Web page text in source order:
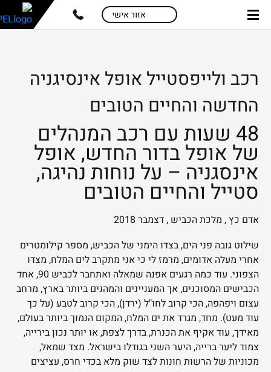
skip
skip
אזור אישי
רכב ולייפסטייל אופל אינסיגניה
החדשה והחיים הטובים
48 שעות עם רכב המנהלים
של אופל בדור החדש, אופל
אינסגניה – על נוחות נהיגה,
סטייל והחיים הטובים
אדם כץ , מלכת הכביש , דצמבר 2018
שילוט גובה פני הים, בצדו הימני של הכביש, מספר קילומטרים
אחרי מעלה אדומים, מרמז לי כי אני מתקרב לים המלח, מצדו
הצפוני. עוד כמה רגעים אפנה שמאלה ואתחבר לכביש 90, אחד
הכבישים המסוכנים, אך המעניינים והמהנים ביותר בארץ, מרחב
עצום ויפהפה, הכי קרוב לחו"ל (ירדן), הכי קרוב לטבע (על כך
עוד מעט). מחד, מגרד את ים המלח, המקום הנמוך ביותר בעולם,
מאידך, עוד אקיף את הכנרת, בדרך לצפת, או יותר נכון בירייה,
צמוד ליער ברייה, היער השני בגודלו בישראל. מצד שמאל,
מכוניות של הרשות חונות לצד שוק מלא בכדי חרס, עציצים